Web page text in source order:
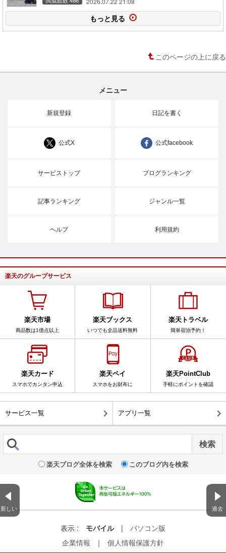
新しい 過去
もっと見る
このページの上に戻る
メニュー
新規登録 日記を書く
公式X 公式facebook
サービストップ ブログランキング
記事ランキング ジャンル一覧
ヘルプ 利用規約
楽天のグループサービス
楽天市場
商品数は1億点以上
楽天ブックス
いつでも全品送料無料
楽天トラベル
簡単宿泊予約！
楽天カード
スマホでカンタン申込
楽天ペイ
スマホをお財布に
楽天PointClub
手軽にポイントを確認
サービス一覧 アプリ一覧
楽天ブログ全体を検索 このブログ内を検索
表示 : モバイル |
パソコン版
企業情報
｜ 個人情報保護方針